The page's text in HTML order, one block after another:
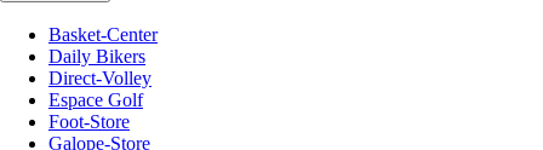
Basket-Center
Daily Bikers
Direct-Volley
Espace Golf
Foot-Store
Galope-Store